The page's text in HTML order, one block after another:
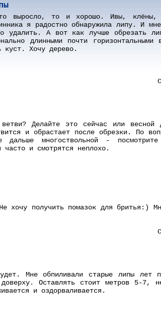
выросло, то и хорошо. Ивы, клёны,
я радостно обнаружила липу. И
удалить. А вот как лучше обрезать
длинными почти
куст. Хочу дерево.
Делайте это сейчас или весной
и обрастает после обрезки. По
многоствольной - посмотрите
и смотрятся неплохо.
хочу получить помазок для бритья:)
Мне обпиливали старые липы лет
Оставлять стоит метров 5-7,
и оздорваливается.